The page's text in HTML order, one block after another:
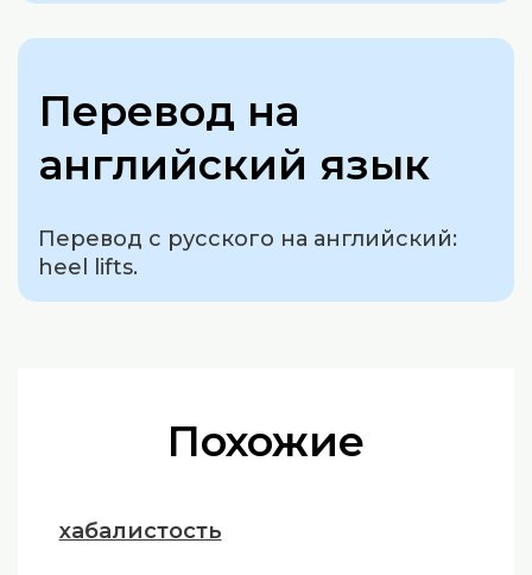
Перевод на
английский язык
Перевод с русского на английский:
heel lifts.
Похожие
хабалистость